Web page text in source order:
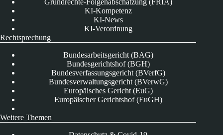
Grundrechte-Folgenabschätzung (FRIA)
KI-Kompetenz
KI-News
KI-Verordnung
Rechtsprechung
Bundesarbeitsgericht (BAG)
Bundesgerichtshof (BGH)
Bundesverfassungsgericht (BVerfG)
Bundesverwaltungsgericht (BVerwG)
Europäisches Gericht (EuG)
Europäischer Gerichtshof (EuGH)
Weitere Themen